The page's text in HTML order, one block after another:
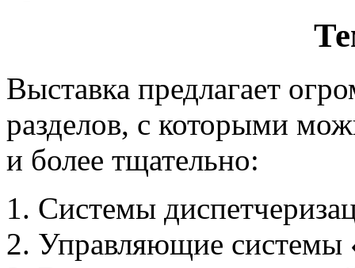
Выставка предлагает
разделов, с которыми
и более тщательно:
Системы
Управляющие